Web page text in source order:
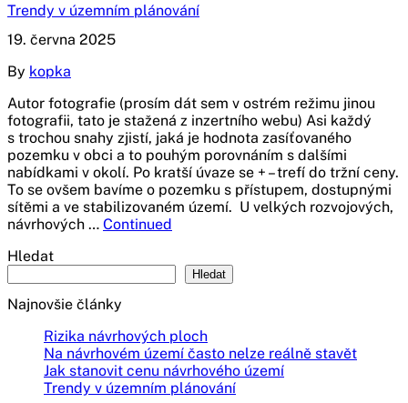
Trendy v územním plánování
19. června 2025
By kopka
Autor fotografie (prosím dát sem v ostrém režimu jinou
fotografii, tato je stažená z inzertního webu) Asi každý
s trochou snahy zjistí, jaká je hodnota zasíťovaného
pozemku v obci a to pouhým porovnáním s dalšími
nabídkami v okolí. Po kratší úvaze se + – trefí do tržní ceny.
To se ovšem bavíme o pozemku s přístupem, dostupnými
sítěmi a ve stabilizovaném území. U velkých rozvojových,
návrhových … Continued
Hledat
Hledat
Najnovšie články
Rizika návrhových ploch
Na návrhovém území často nelze reálně stavět
Jak stanovit cenu návrhového území
Trendy v územním plánování